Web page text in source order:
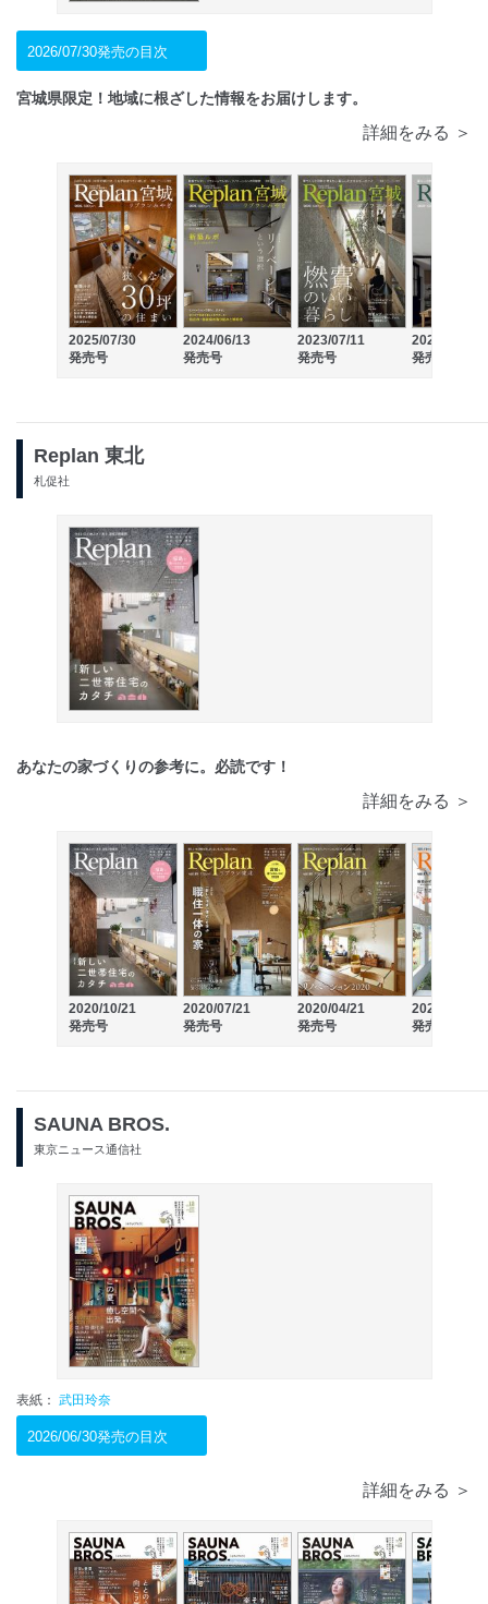
2026/07/30発売の目次
宮城県限定！地域に根ざした情報をお届けします。
詳細をみる ＞
2025/07/30
発売号
2024/06/13
発売号
2023/07/11
発売号
2022/07/13
発売号
Replan 東北
札促社
あなたの家づくりの参考に。必読です！
詳細をみる ＞
2020/10/21
発売号
2020/07/21
発売号
2020/04/21
発売号
2020/01/21
発売号
SAUNA BROS.
東京ニュース通信社
表紙： 武田玲奈
2026/06/30発売の目次
詳細をみる ＞